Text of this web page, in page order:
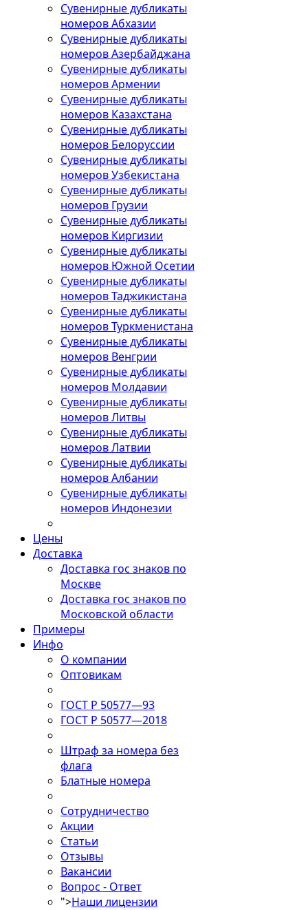
Сувенирные дубликаты
номеров Абхазии
Сувенирные дубликаты
номеров Азербайджана
Сувенирные дубликаты
номеров Армении
Сувенирные дубликаты
номеров Казахстана
Сувенирные дубликаты
номеров Белоруссии
Сувенирные дубликаты
номеров Узбекистана
Сувенирные дубликаты
номеров Грузии
Сувенирные дубликаты
номеров Киргизии
Сувенирные дубликаты
номеров Южной Осетии
Сувенирные дубликаты
номеров Таджикистана
Сувенирные дубликаты
номеров Туркменистана
Сувенирные дубликаты
номеров Венгрии
Сувенирные дубликаты
номеров Молдавии
Сувенирные дубликаты
номеров Литвы
Сувенирные дубликаты
номеров Латвии
Сувенирные дубликаты
номеров Албании
Сувенирные дубликаты
номеров Индонезии
Цены
Доставка
Доставка гос знаков по
Москве
Доставка гос знаков по
Московской области
Примеры
Инфо
О компании
Оптовикам
ГОСТ Р 50577—93
ГОСТ Р 50577—2018
Штраф за номера без
флага
Блатные номера
Сотрудничество
Акции
Статьи
Отзывы
Вакансии
Вопрос - Ответ
">Наши лицензии